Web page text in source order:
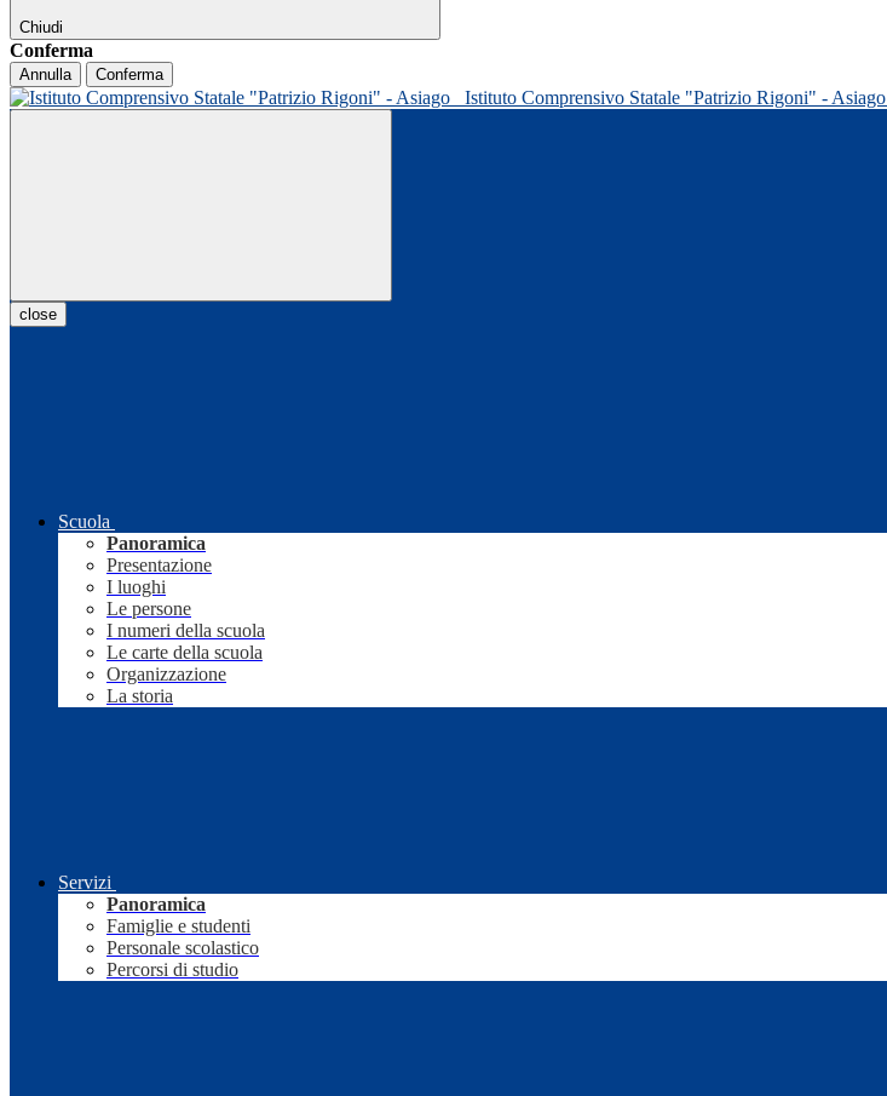
Chiudi
Conferma
Annulla Conferma
Istituto Comprensivo Statale "Patrizio Rigoni" - Asiago
close
Scuola
Panoramica
Presentazione
I luoghi
Le persone
I numeri della scuola
Le carte della scuola
Organizzazione
La storia
Servizi
Panoramica
Famiglie e studenti
Personale scolastico
Percorsi di studio